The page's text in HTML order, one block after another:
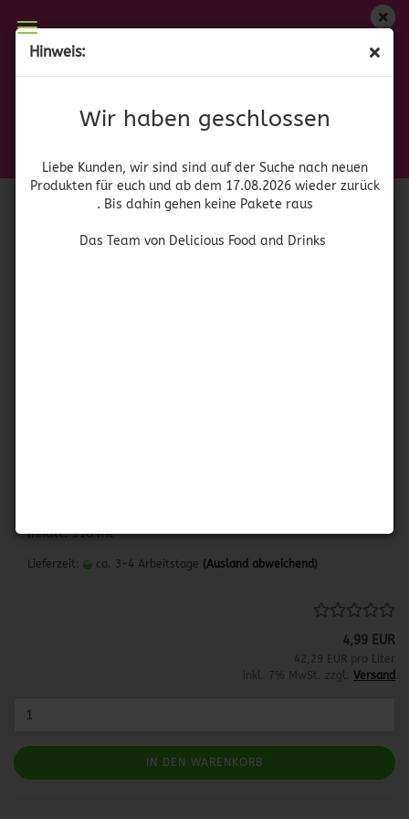
Hinweis:
Wir haben geschlossen
Liebe Kunden, wir sind sind auf der Suche nach neuen
Produkten für euch und ab dem 17.08.2026 wieder zurück
. Bis dahin gehen keine Pakete raus
Das Team von Delicious Food and Drinks
Wir haben geschlossen
zurück. Bis dahin gehen keine Pakete raus
Das Team von Delicious Food and Drinks
Colgin
Sortieren nach
Sortieren nach 64 pro Seite
pro Seite
Inhalt: 118 ml
Lieferzeit: ca. 3-4 Arbeitstage (Ausland abweichend)
4,99 EUR
42,29 EUR pro Liter
inkl. 7% MwSt. zzgl. Versand
IN DEN WARENKORB